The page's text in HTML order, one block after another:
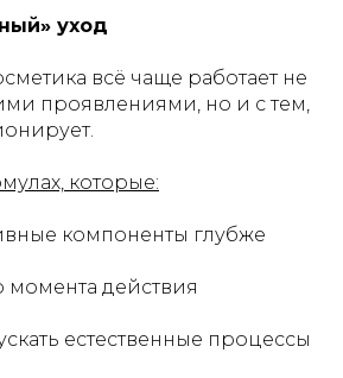
уход
всё чаще работает не
проявлениями, но и с тем,
которые:
компоненты глубже
момента действия
естественные процессы